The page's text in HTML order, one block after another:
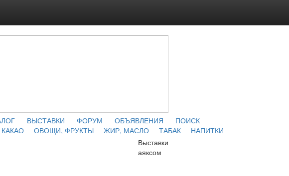
ВЫСТАВКИ ФОРУМ ОБЪЯВЛЕНИЯ
ПОИСК
ОВОЩИ, ФРУКТЫ ЖИР, МАСЛО ТАБАК НАПИТКИ
Выставки
аяксом